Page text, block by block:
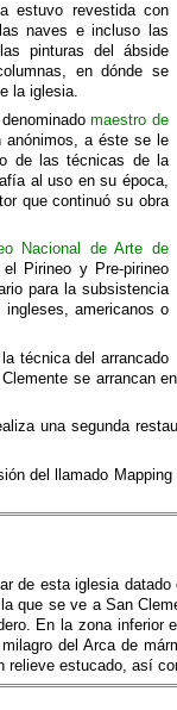
estuvo revestida con
naves e incluso las
pinturas del ábside
en dónde se
la iglesia.
maestro de
anónimos, a éste se le
de las técnicas de la
al uso en su época,
que continuó su obra
Nacional de Arte de
Pirineo y Pre-pirineo
para la subsistencia
ingleses, americanos o
técnica del arrancado
se arrancan
una segunda
del llamado
de esta iglesia
que se ve a San
En la zona
del Arca de
estucado, así